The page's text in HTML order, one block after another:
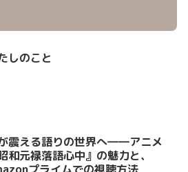
しのこと
震える語りの世界へ――アニメ
和元禄落語心中』の魅力と、